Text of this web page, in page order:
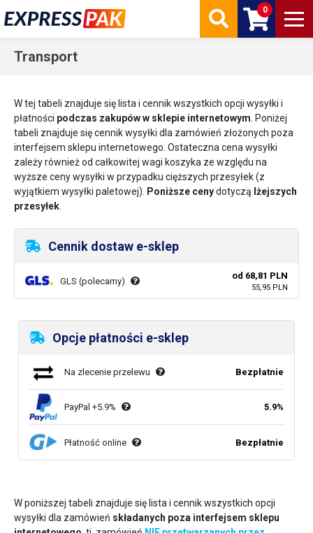
0
Transport
W tej tabeli znajduje się lista i cennik wszystkich opcji wysyłki i
płatności podczas zakupów w sklepie internetowym . Poniżej
tabeli znajduje się cennik wysyłki dla zamówień złożonych poza
interfejsem sklepu internetowego. Ostateczna cena wysyłki
zależy również od całkowitej wagi koszyka ze względu na
wyższe ceny wysyłki w przypadku cięższych przesyłek (z
wyjątkiem wysyłki paletowej).
Poniższe cenydotyczą lżejszych
przesyłek
Cennik dostaw e-sklep
GLS (polecamy)
od 68,81 PLN
55,95 PLN
Opcje płatności e-sklep
Na zlecenie przelewu Bezpłatnie
PayPal +5.9% 5.9%
Płatność online Bezpłatnie
W poniższej tabeli znajduje się lista i cennik wszystkich opcji
wysyłki dla zamówień składanych poza interfejsem sklepu